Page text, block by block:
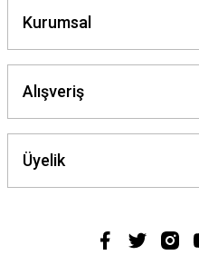
Kurumsal
Alışveriş
Üyelik